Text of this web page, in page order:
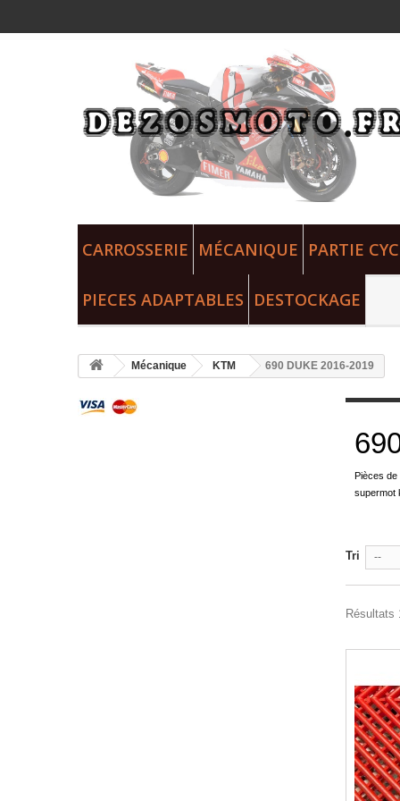
CARROSSERIE MÉCANIQUE PARTIE
PIECES ADAPTABLES DESTOCKAGE
Mécanique KTM 690 DUKE 2016-2019
Pièces de
supermot
Tri --
Résultats